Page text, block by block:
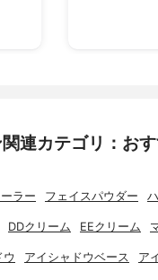
連カテゴリ：お
ラー フェイスパウダー
DDクリーム EEクリーム
ウ アイシャドウベース ア